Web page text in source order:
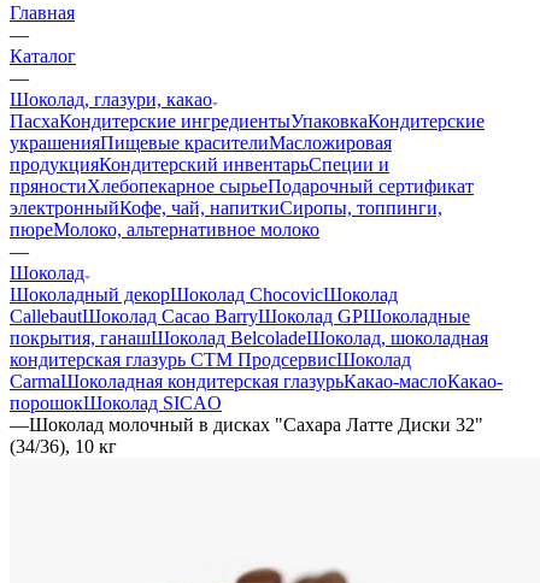
Главная
—
Каталог
—
Шоколад, глазури, какао
ПасхаКондитерские ингредиентыУпаковкаКондитерские
украшенияПищевые красителиМасложировая
продукцияКондитерский инвентарьСпеции и
пряностиХлебопекарное сырьеПодарочный сертификат
электронныйКофе, чай, напиткиСиропы, топпинги,
пюреМолоко, альтернативное молоко
—
Шоколад
Шоколадный декорШоколад ChocovicШоколад
CallebautШоколад Cacao BarryШоколад GPШоколадные
покрытия, ганашШоколад BelcoladeШоколад, шоколадная
кондитерская глазурь СТМ ПродсервисШоколад
CarmaШоколадная кондитерская глазурьКакао-маслоКакао-
порошокШоколад SICAO
—Шоколад молочный в дисках "Сахара Латте Диски 32"
(34/36), 10 кг